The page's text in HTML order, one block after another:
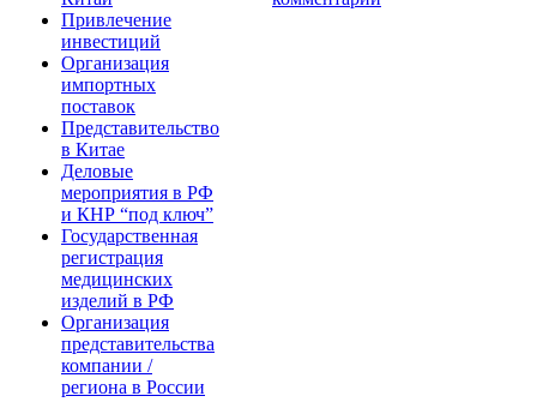
Привлечение
инвестиций
Организация
импортных
поставок
Представительство
в Китае
Деловые
мероприятия в РФ
и КНР “под ключ”
Государственная
регистрация
медицинских
изделий в РФ
Организация
представительства
компании /
региона в России